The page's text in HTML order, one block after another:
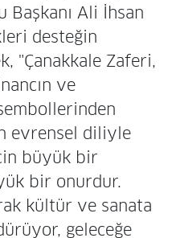
Başkanı Ali İhsan
desteğin
"Çanakkale Zaferi,
ve
evrensel diliyle
büyük bir
bir onurdur.
kültür ve sanata
geleceğe